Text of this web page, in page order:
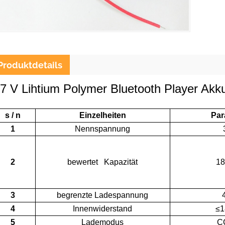
V Lihtium Polymer Bluetooth Player
s / n Einzelheiten
1
Nennspannung
2 bewertet Kapazität
3 begrenzte Ladespannung
4
Innenwiderstand
5
Lademodus